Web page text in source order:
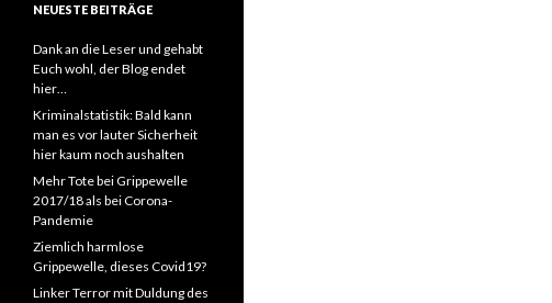
NEUESTE BEITRÄGE
Dank an die Leser und gehabt
Euch wohl, der Blog endet
hier…
Kriminalstatistik: Bald kann
man es vor lauter Sicherheit
hier kaum noch aushalten
Mehr Tote bei Grippewelle
2017/18 als bei Corona-
Pandemie
Ziemlich harmlose
Grippewelle, dieses Covid19?
Linker Terror mit Duldung des